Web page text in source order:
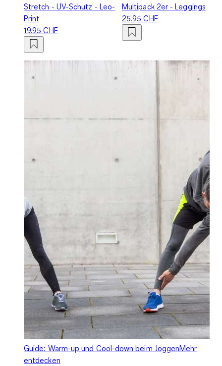
Stretch - UV-Schutz - Leo-
Print
19.95 CHF
Multipack 2er - Leggings
25.95 CHF
Guide: Warm-up und Cool-down beim JoggenMehr
entdecken